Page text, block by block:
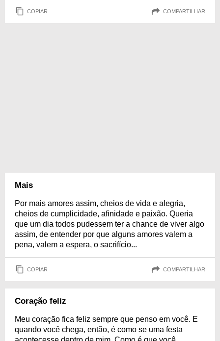
COPIAR COMPARTILHAR
Mais
Por mais amores assim, cheios de vida e alegria,
cheios de cumplicidade, afinidade e paixão. Queria
que um dia todos pudessem ter a chance de viver algo
assim, de entender por que alguns amores valem a
pena, valem a espera, o sacrifício...
COPIAR COMPARTILHAR
Coração feliz
Meu coração fica feliz sempre que penso em você. E
quando você chega, então, é como se uma festa